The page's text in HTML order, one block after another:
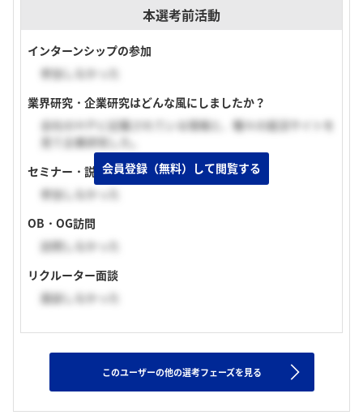
本選考前活動
インターンシップの参加
参加しなかった
業界研究・企業研究はどんな風にしましたか？
会社のＨＰに記載されている情報と、種々の就活サイトを
見て企業研究した。
セミナー・説明会の参加
参加しなかった
OB・OG訪問
訪問しなかった
リクルーター面談
面談しなかった
会員登録（無料）して閲覧する
このユーザーの他の選考フェーズを見る